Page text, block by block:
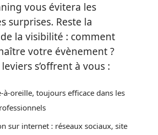
vous évitera les
surprises. Reste la
la visibilité : comment
votre évènement ?
s’offrent à vous :
à-oreille, toujours efficace dans les
sur internet : réseaux sociaux, site